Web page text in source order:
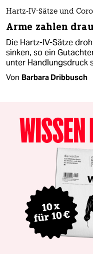
Hartz-IV-Sätze und
Arme zahlen
Die Hartz-IV-Sätze
sinken, so ein
unter Handlungsdruck
Von Barbara Dribbusch